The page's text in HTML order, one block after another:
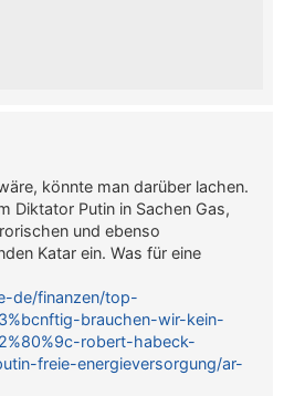
könnte man darüber lachen.
Diktator Putin in Sachen Gas,
und ebenso
Katar ein. Was für eine
de/finanzen/top-
brauchen-wir-kein-
robert-habeck-
freie-energieversorgung/ar-